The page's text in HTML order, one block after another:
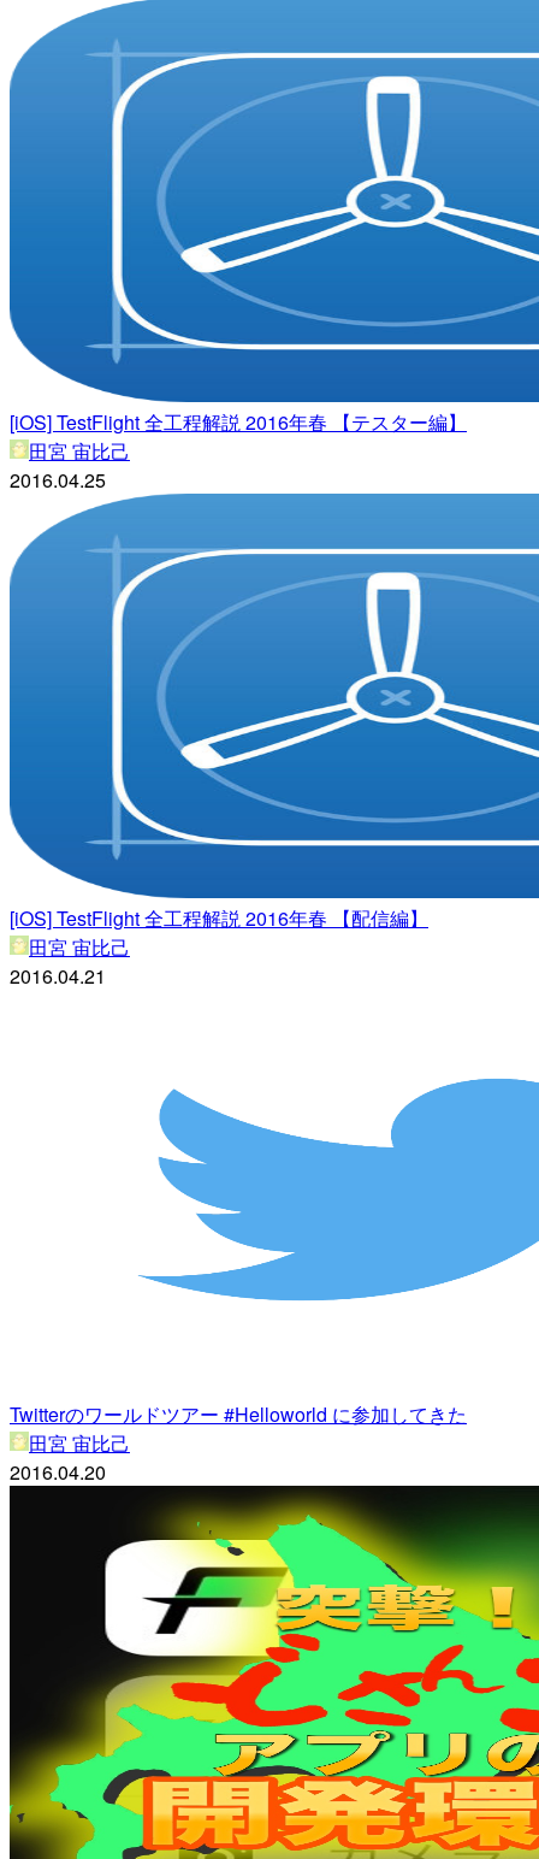
[iOS] TestFlight 全工程解説 2016年春 【テスター編】
田宮 宙比己
2016.04.25
[iOS] TestFlight 全工程解説 2016年春 【配信編】
田宮 宙比己
2016.04.21
Twitterのワールドツアー #Helloworld に参加してきた
田宮 宙比己
2016.04.20